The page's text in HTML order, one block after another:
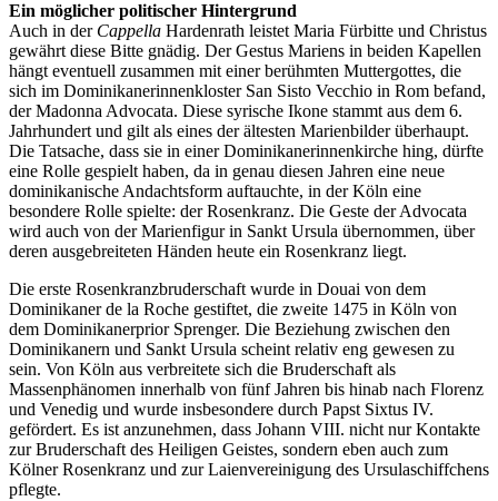
Ein möglicher politischer Hintergrund
Auch in der Cappella Hardenrath leistet Maria Fürbitte und Christus
gewährt diese Bitte gnädig. Der Gestus Mariens in beiden Kapellen
hängt eventuell zusammen mit einer berühmten Muttergottes, die
sich im Dominikanerinnenkloster San Sisto Vecchio in Rom befand,
der Madonna Advocata. Diese syrische Ikone stammt aus dem 6.
Jahrhundert und gilt als eines der ältesten Marienbilder überhaupt.
Die Tatsache, dass sie in einer Dominikanerinnenkirche hing, dürfte
eine Rolle gespielt haben, da in genau diesen Jahren eine neue
dominikanische Andachtsform auftauchte, in der Köln eine
besondere Rolle spielte: der Rosenkranz. Die Geste der Advocata
wird auch von der Marienfigur in Sankt Ursula übernommen, über
deren ausgebreiteten Händen heute ein Rosenkranz liegt.
Die erste Rosenkranzbruderschaft wurde in Douai von dem
Dominikaner de la Roche gestiftet, die zweite 1475 in Köln von
dem Dominikanerprior Sprenger. Die Beziehung zwischen den
Dominikanern und Sankt Ursula scheint relativ eng gewesen zu
sein. Von Köln aus verbreitete sich die Bruderschaft als
Massenphänomen innerhalb von fünf Jahren bis hinab nach Florenz
und Venedig und wurde insbesondere durch Papst Sixtus IV.
gefördert. Es ist anzunehmen, dass Johann VIII. nicht nur Kontakte
zur Bruderschaft des Heiligen Geistes, sondern eben auch zum
Kölner Rosenkranz und zur Laienvereinigung des Ursulaschiffchens
pflegte.